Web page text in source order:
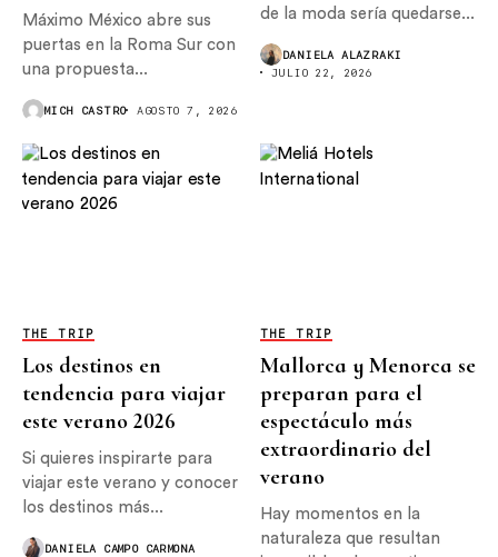
Máximo México abre sus
puertas en la Roma Sur con
una propuesta...
MICH CASTRO AGOSTO 7, 2026
de la moda sería quedarse...
DANIELA ALAZRAKI
JULIO 22, 2026
THE TRIP
Los destinos en
tendencia para viajar
este verano 2026
Si quieres inspirarte para
viajar este verano y conocer
los destinos más...
DANIELA CAMPO CARMONA
THE TRIP
Mallorca y Menorca se
preparan para el
espectáculo más
extraordinario del
verano
Hay momentos en la
naturaleza que resultan